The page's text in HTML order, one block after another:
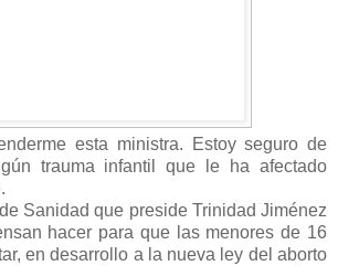
esta ministra. Estoy seguro de
trauma infantil que le ha afectado
Sanidad que preside Trinidad Jiménez
hacer para que las menores de 16
en desarrollo a la nueva ley del aborto